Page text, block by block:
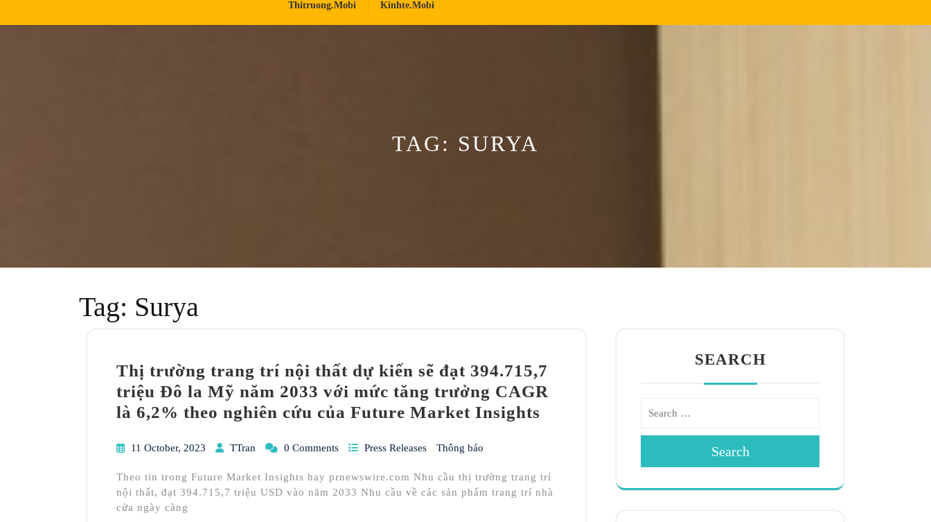
Thitruong.mobi Kinhte.mobi
TAG: SURYA
Tag: Surya
Thị trường trang trí nội thất dự kiến sẽ đạt 394.715,7
triệu Đô la Mỹ năm 2033 với mức tăng trưởng CAGR
là 6,2% theo nghiên cứu của Future Market Insights
11 October, 2023 TTran 0 Comments Press Releases Thông báo
Theo tin trong Future Market Insights hay prnewswire.com Nhu cầu thị trường trang trí
nội thất, đạt 394.715,7 triệu USD vào năm 2033 Nhu cầu về các sản phẩm trang trí nhà
cửa ngày càng
SEARCH
Search